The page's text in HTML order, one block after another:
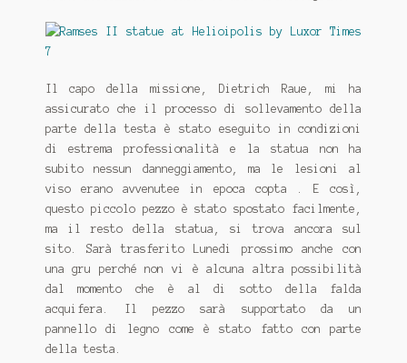
Il capo della missione, Dietrich Raue, mi ha
assicurato che il processo di sollevamento della
parte della testa è stato eseguito in condizioni
di estrema professionalità e la statua non ha
subito nessun danneggiamento, ma le lesioni al
viso erano avvenutee in epoca copta . E così,
questo piccolo pezzo è stato spostato facilmente,
ma il resto della statua, si trova ancora sul
sito. Sarà trasferito Lunedi prossimo anche con
una gru perché non vi è alcuna altra possibilità
dal momento che è al di sotto della falda
acquifera. Il pezzo sarà supportato da un
pannello di legno come è stato fatto con parte
della testa.